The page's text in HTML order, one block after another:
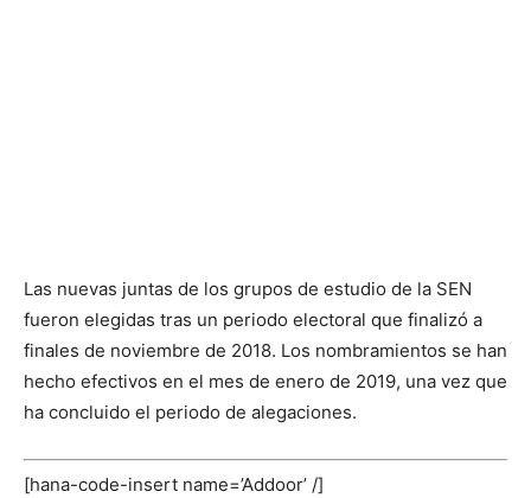
Las nuevas juntas de los grupos de estudio de la SEN
fueron elegidas tras un periodo electoral que finalizó a
finales de noviembre de 2018. Los nombramientos se han
hecho efectivos en el mes de enero de 2019, una vez que
ha concluido el periodo de alegaciones.
[hana-code-insert name=’Addoor’ /]